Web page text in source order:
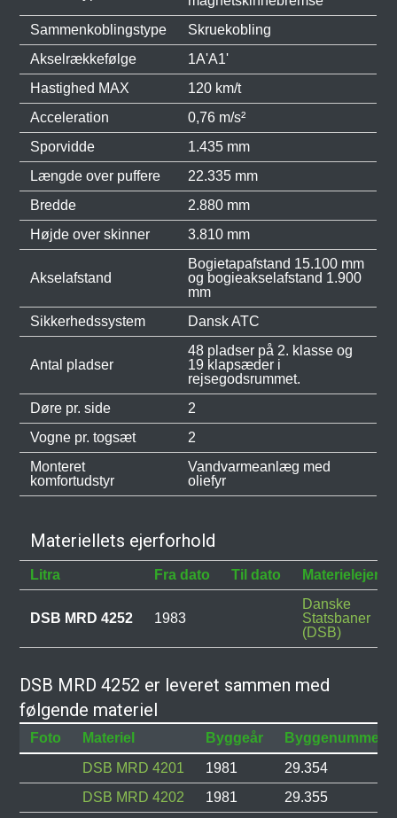
Sammenkoblingstype
Skruekobling
Akselrækkefølge
1A'A1'
Hastighed MAX
120 km/t
Acceleration
0,76 m/s²
Sporvidde
1.435 mm
Længde over puffere
22.335 mm
Bredde
2.880 mm
Højde over skinner
3.810 mm
Akselafstand
Bogietapafstand 15.100 mm
og bogieakselafstand 1.900
mm
Sikkerhedssystem
Dansk ATC
Antal pladser
48 pladser på 2. klasse og
19 klapsæder i
rejsegodsrummet.
Døre pr. side
2
Vogne pr. togsæt
2
Monteret
komfortudstyr
Vandvarmeanlæg med
oliefyr
Materiellets ejerforhold
Litra Fra dato Til dato Materielejer
DSB MRD 4252 1983
Danske
Statsbaner
(DSB)
DSB MRD 4252 er leveret sammen med
følgende materiel
Foto Materiel Byggeår
Byggenummer
DSB MRD 4201
1981
29.354
DSB MRD 4202
1981
29.355